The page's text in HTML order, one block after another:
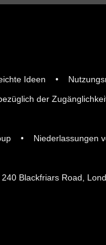
Ideen
der
Niederlassungen
Blackfriars Road,